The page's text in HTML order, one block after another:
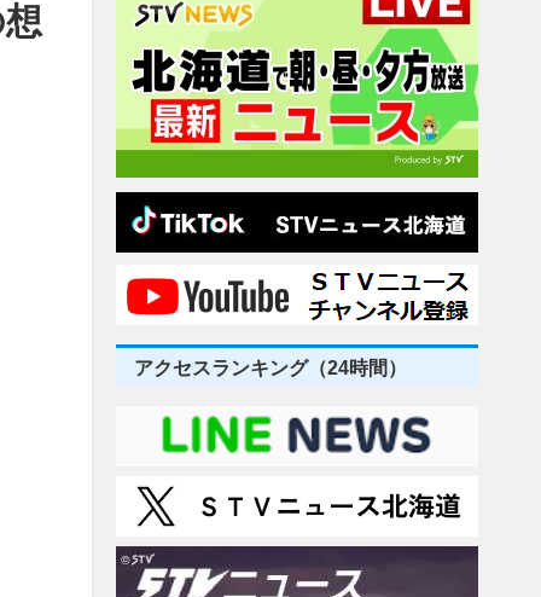
アクセスランキング（24時間）